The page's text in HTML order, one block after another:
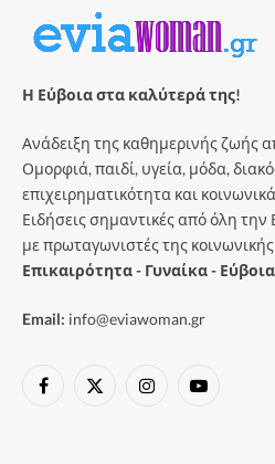
Η Εύβοια στα καλύτερά της!
Ανάδειξη της καθημερινής ζωής
Ομορφιά, παιδί, υγεία, μόδα,
επιχειρηματικότητα και
Ειδήσεις σημαντικές από όλη την
με πρωταγωνιστές της
Επικαιρότητα - Γυναίκα - Εύβοια
Email: info@eviawoman.gr
Facebook
X
InstagramYouTube